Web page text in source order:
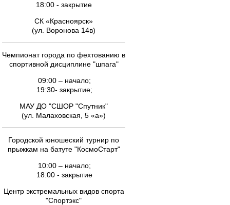
18:00 - закрытие
СК «Красноярск»
(ул. Воронова 14в)
Чемпионат города по фехтованию в
спортивной дисциплине "шпага"
09:00 – начало;
19:30- закрытие;
МАУ ДО "СШОР "Спутник"
(ул. Малаховская, 5 «а»)
Городской юношеский турнир по
прыжкам на батуте "КосмоСтарт"
10:00 – начало;
18:00 - закрытие
Центр экстремальных видов спорта
"Спортэкс"